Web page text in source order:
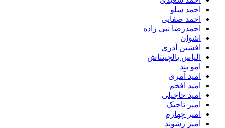
احمد سلو
احمد صفایی
احمدرضا نبی زاده
اشوان
افشین آذری
الیاس یالچینتاش
امو بند
امید آمری
امید افخم
امید حاجیلی
امیر تاجیک
امیر چهارم
امیر رشوند